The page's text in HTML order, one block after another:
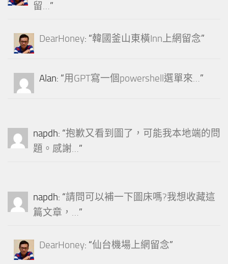
留…”
DearHoney: “韓國釜山東橫Inn上網留念”
Alan: “用GPT寫一個powershell選單來…”
napdh: “抱歉又看到圖了，可能我本地端的問
題。感謝…”
napdh: “請問可以補一下圖床嗎?我想收藏這
篇文章，…”
DearHoney: “仙台機場上網留念”